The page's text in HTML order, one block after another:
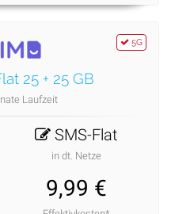
5G
25 + 25 GB
Laufzeit
SMS-Flat
in dt. Netze
9,99 €